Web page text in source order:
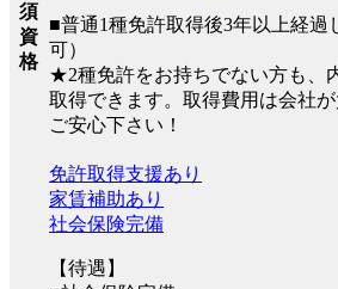
須
資
格
■普通1種免許取得後3年以上経過
可）
★2種免許をお持ちでない方も、
取得できます。取得費用は会社
ご安心下さい！
免許取得支援あり
家賃補助あり
社会保険完備
【待遇】